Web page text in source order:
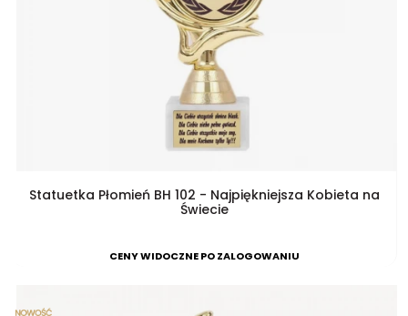
Statuetka Płomień BH 102 - Najpiękniejsza Kobieta na
Świecie
CENY WIDOCZNE PO ZALOGOWANIU